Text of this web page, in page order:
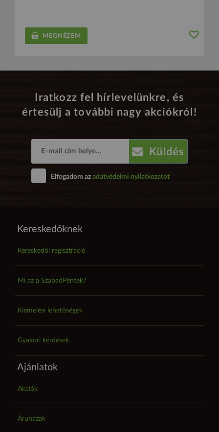
MEGNÉZEM
Iratkozz fel hírlevelünkre, és
értesülj a további nagy akciókról!
Küldés
Elfogadom az adatvédelmi nyilatkozatot
Kereskedőknek
Kereskedői regisztráció
Mi az a SzabadPéntek?
Kiemelési lehetőségek
Gyakori kérdések
Ajánlatok
Akciók
Áruházak